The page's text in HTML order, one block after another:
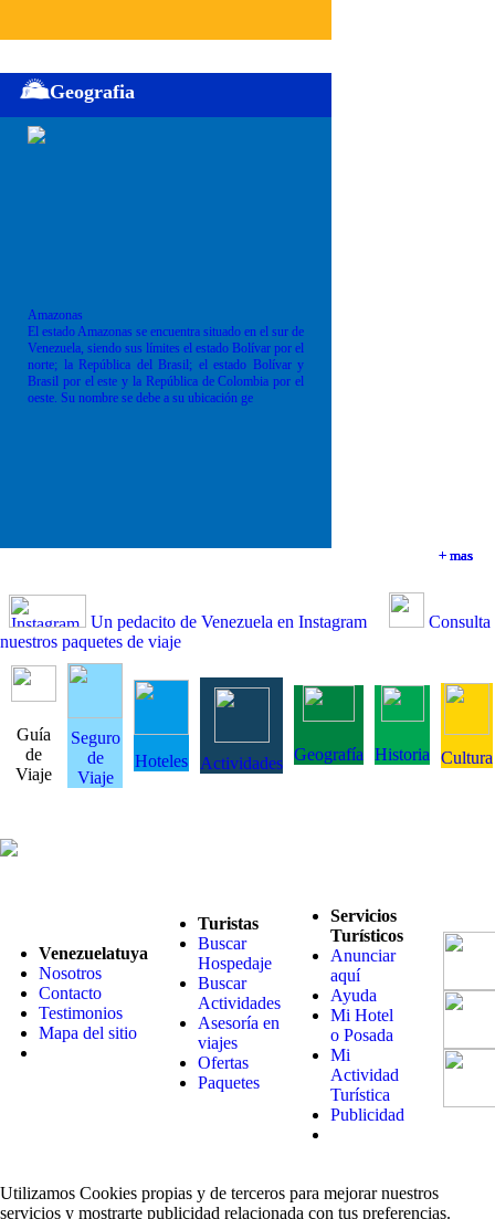
+ mas
+ mas
+ mas
Geografia
Amazonas
El estado Amazonas se encuentra situado en el sur de
Venezuela, siendo sus límites el estado Bolívar por el
norte; la República del Brasil; el estado Bolívar y
Brasil por el este y la República de Colombia por el
oeste. Su nombre se debe a su ubicación ge
+ mas
Un pedacito de Venezuela en Instagram
Consulta
nuestros paquetes de viaje
Guía
de
Viaje
Seguro
de
Viaje
Hoteles Actividades Geografía Historia Cultura
Venezuelatuya
Nosotros
Contacto
Testimonios
Mapa del sitio
Turistas
Buscar
Hospedaje
Buscar
Actividades
Asesoría en
viajes
Ofertas
Paquetes
Servicios
Turísticos
Anunciar
aquí
Ayuda
Mi Hotel
o Posada
Mi
Actividad
Turística
Publicidad
Utilizamos Cookies propias y de terceros para mejorar nuestros
servicios y mostrarte publicidad relacionada con tus preferencias.